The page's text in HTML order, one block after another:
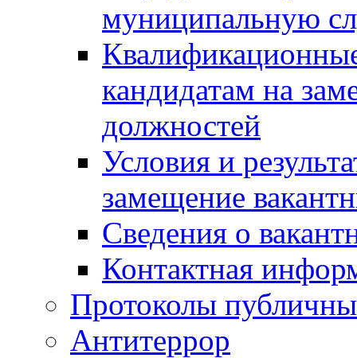
муниципальную
кандидатам на
должностей
Условия и
замещение
Сведения о
Контактная
Протоколы
Антитеррор